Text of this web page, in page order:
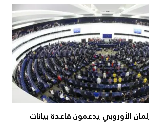
الأوروبي يدعمون قاعدة بيانات